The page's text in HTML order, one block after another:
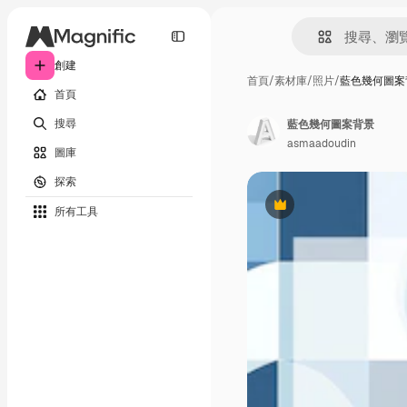
創建
首頁
搜尋
圖庫
探索
所有工具
首頁/素材庫/照片/藍色幾何圖
Premium
藍色幾何圖案背景
asmaadoudin